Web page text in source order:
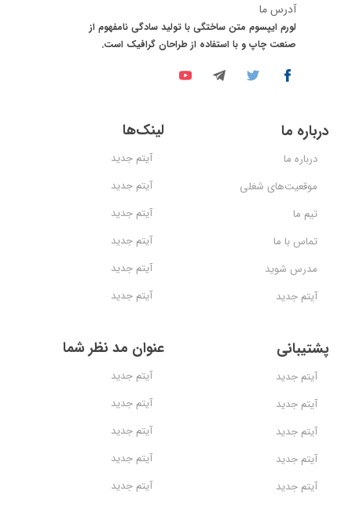
آدرس ما
لورم ایپسوم متن ساختگی با تولید سادگی نامفهوم از
صنعت چاپ و با استفاده از طراحان گرافیک است.
درباره ما
موقعیت‌های شغلی
تیم ما
تماس با ما
مدرس شوید
آیتم جدید
درباره ما لینک‌ها
آیتم جدید
آیتم جدید
آیتم جدید
آیتم جدید
آیتم جدید
آیتم جدید
عنوان مد نظر شما
آیتم جدید
آیتم جدید
آیتم جدید
آیتم جدید
آیتم جدید
پشتیبانی
آیتم جدید
آیتم جدید
آیتم جدید
آیتم جدید
آیتم جدید